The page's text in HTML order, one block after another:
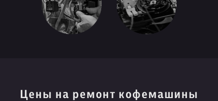
Цены на ремонт кофемашины